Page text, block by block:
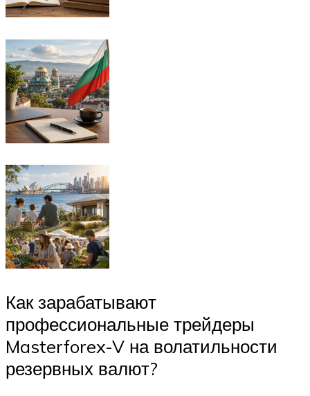
Как зарабатывают
профессиональные трейдеры
Masterforex-V на волатильности
резервных валют?